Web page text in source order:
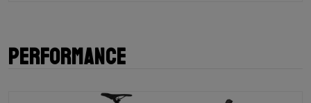
Performance